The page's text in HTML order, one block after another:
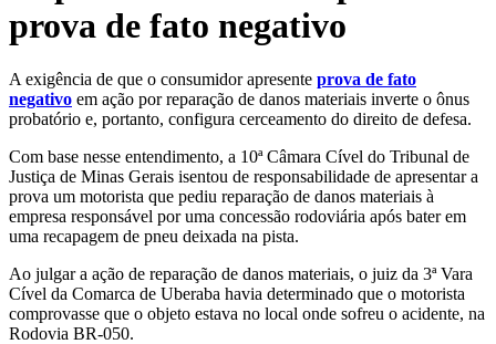
prova de fato negativo
A exigência de que o consumidor apresente prova de fato
negativo em ação por reparação de danos materiais inverte o ônus
probatório e, portanto, configura cerceamento do direito de defesa.
Com base nesse entendimento, a 10ª Câmara Cível do Tribunal de
Justiça de Minas Gerais isentou de responsabilidade de apresentar a
prova um motorista que pediu reparação de danos materiais à
empresa responsável por uma concessão rodoviária após bater em
uma recapagem de pneu deixada na pista.
Ao julgar a ação de reparação de danos materiais, o juiz da 3ª Vara
Cível da Comarca de Uberaba havia determinado que o motorista
comprovasse que o objeto estava no local onde sofreu o acidente, na
Rodovia BR-050.